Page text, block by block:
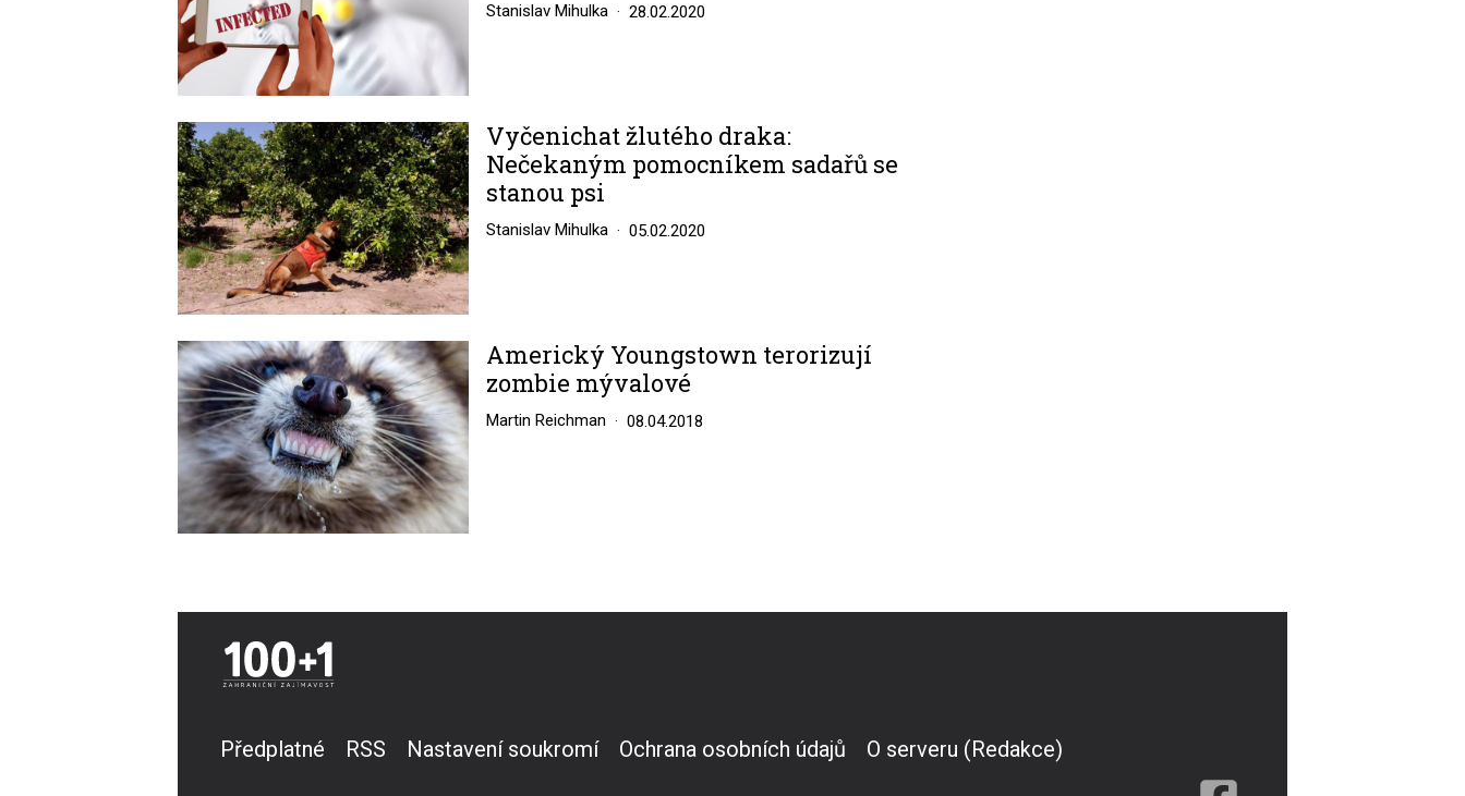
Stanislav Mihulka 28.02.2020
Image
Vyčenichat žlutého draka:
Nečekaným pomocníkem sadařů se
stanou psi
Stanislav Mihulka 05.02.2020
Image
Americký Youngstown terorizují
zombie mývalové
Martin Reichman 08.04.2018
Předplatné RSS Nastavení soukromí Ochrana osobních údajů O serveru (Redakce)